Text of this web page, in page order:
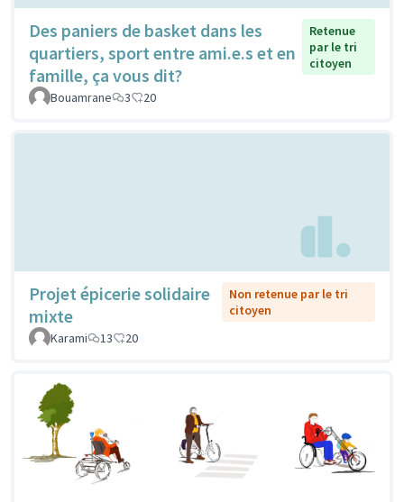
Des paniers de basket dans les
quartiers, sport entre ami.e.s et en
famille, ça vous dit?
Retenue
par le tri
citoyen
Bouamrane 3 20
Projet épicerie solidaire
mixte
Non retenue par le tri
citoyen
Karami
13 20